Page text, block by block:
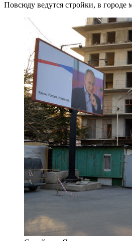
Повсюду ведутся стройки, в